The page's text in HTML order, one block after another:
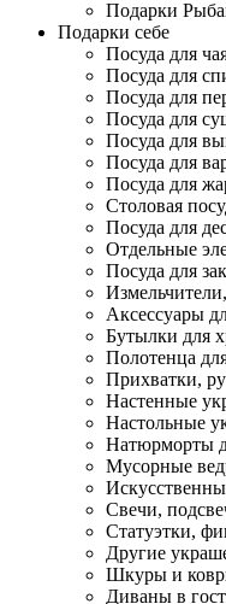
Подарки
Подарки себе
Посуда для
Посуда для
Посуда для
Посуда для
Посуда для
Посуда для
Посуда для
Столовая
Посуда для
Отдельные
Посуда для
Аксессуары
Бутылки для
Полотенца
Прихватки,
Настенные
Настольные
Натюрморты
Мусорные
Свечи,
Статуэтки,
Другие
Шкуры и
Диваны в